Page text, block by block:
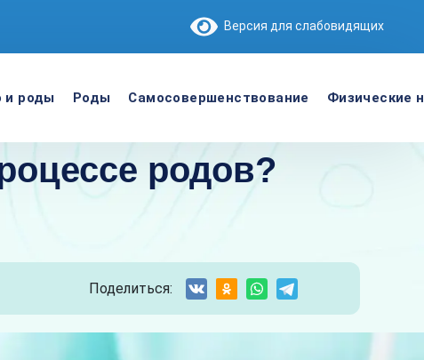
Версия для слабовидящих
и роды Роды Самосовершенствование Физические
родов?
Поделиться: